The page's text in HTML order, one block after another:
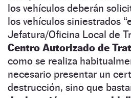
los vehículos deberán
los vehículos siniestrados
Jefatura/Oficina Local de
Centro Autorizado de
como se realiza
necesario presentar un
destrucción, sino que